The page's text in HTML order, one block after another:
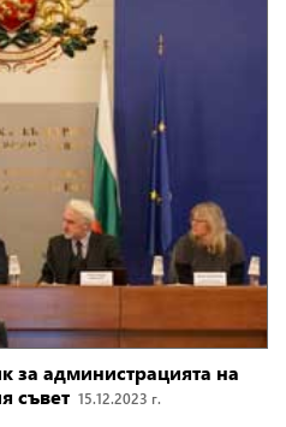
за администрацията на
съвет 15.12.2023 г.